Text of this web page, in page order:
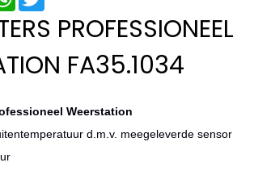
PROFESSIONEEL
FA35.1034
Weerstation
d.m.v. meegeleverde sensor